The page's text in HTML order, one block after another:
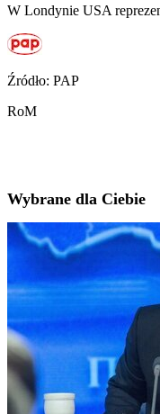
W Londynie USA
Źródło: PAP
RoM
Wybrane dla Ciebie